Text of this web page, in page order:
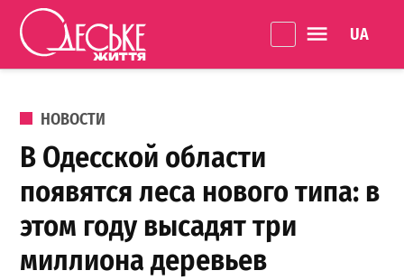
Перейти к содержанию
життя
ОПУБЛИКОВАНО В
НОВОСТИ
В Одесской области
появятся леса нового типа: в
этом году высадят три
миллиона деревьев